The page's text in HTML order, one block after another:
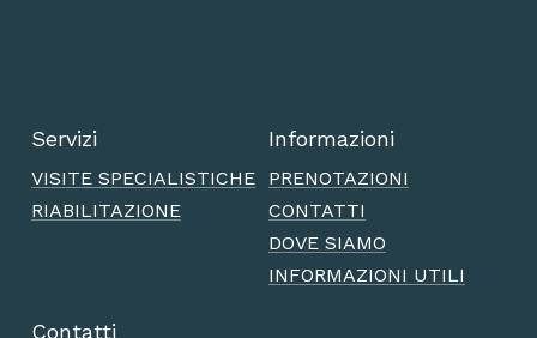
Servizi
VISITE SPECIALISTICHE
RIABILITAZIONE
Informazioni
PRENOTAZIONI
CONTATTI
DOVE SIAMO
INFORMAZIONI UTILI
Contatti